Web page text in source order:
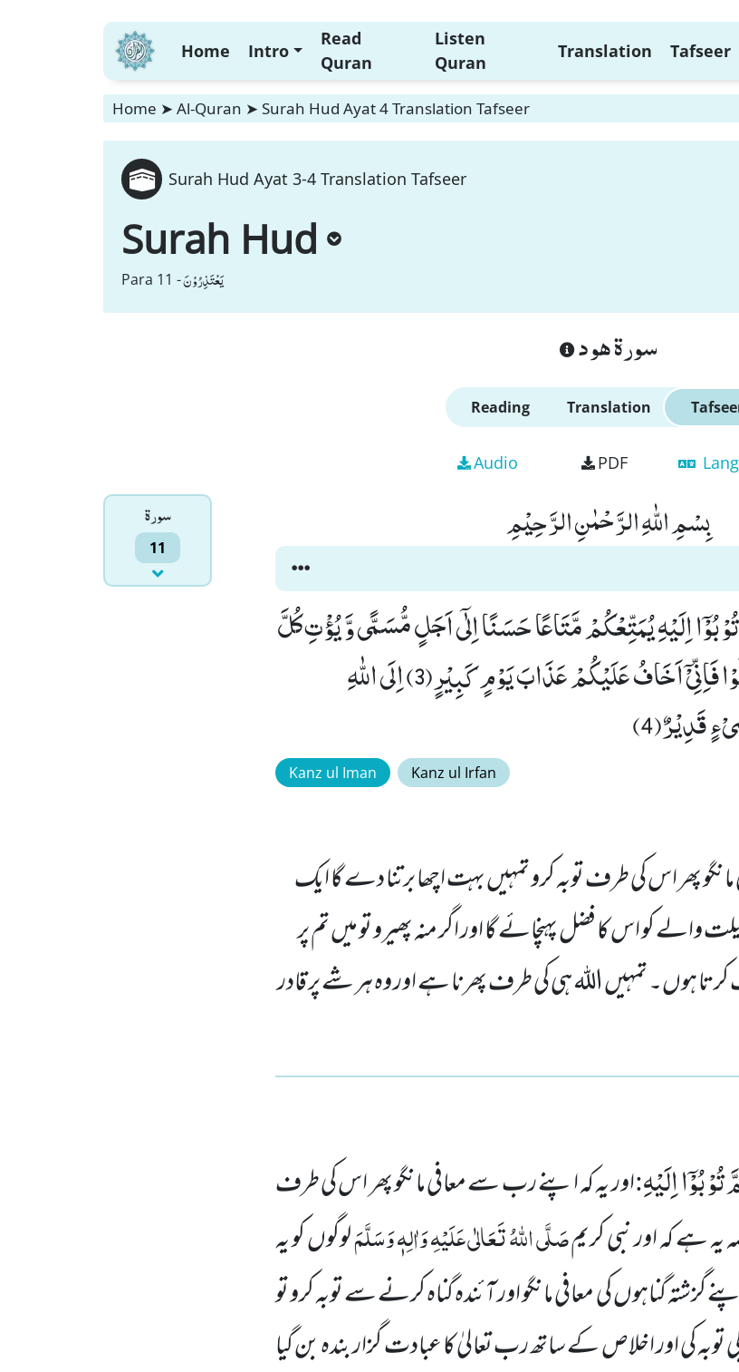
Home Intro
Read
Quran
Listen
Quran
Translation Tafseer
Home ➤ Al-Quran ➤ Surah Hud Ayat 4 Translation Tafseer
Surah Hud Ayat 3-4 Translation Tafseer
Surah Hud
Para 11 -یَعْتَذِرُوْنَ
سورة هود
Reading Translation
Audio PDF
سورۃ
11
بِسْمِ اللّٰهِ الرَّحْمٰنِ الرَّحِیْمِ
اِلَیْهِ یُمَتِّعْكُمْ مَّتَاعًا حَسَنًا اِلٰۤى اَجَلٍ مُّسَمًّى وَّ یُؤْتِ كُلَّ
ذِیْ فَضْلٍ فَضْلَهٗؕ-وَ اِنْ تَوَلَّوْا فَاِنِّیْۤ اَخَافُ عَلَیْكُمْ عَذَابَ یَوْمٍ كَبِیْرٍ(3) اِلَى اللّٰهِ
قَدِیْرٌ(4)
Kanz ul Iman Kanz ul Irfan
پھر اس کی طرف توبہ کرو تمہیں بہت اچھا برتنا دے گا ایک
کو اس کا فضل پہنچائے گا اور اگر منہ پھیرو تو میں تم پر
ہوں۔ تمہیں اللہ ہی کی طرف پھرنا ہے اور وہ ہر شے پر قادر
اِلَیْهِ:اور یہ کہ اپنے رب سے معافی مانگو پھر اس کی طرف
ہے کہ اور نبی کریمصَلَّی اللہُ تَعَالٰی عَلَیْہِ وَاٰلِہٖ وَسَلَّمَلوگوں کو یہ
گزشتہ گناہوں کی معافی مانگو اور آئندہ گناہ کرنے سے توبہ کرو تو
کی اور اخلاص کے ساتھ رب تعالیٰ کا عبادت گزار بندہ بن گیا